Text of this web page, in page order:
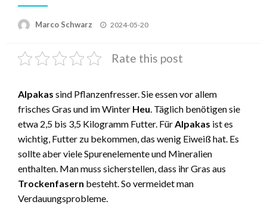
Marco Schwarz
Posted
2024-05-20
Rate this post
Alpakas sind Pflanzenfresser. Sie essen vor allem
frisches Gras und im Winter Heu. Täglich benötigen sie
etwa 2,5 bis 3,5 Kilogramm Futter. FürAlpakas ist es
wichtig, Futter zu bekommen, das wenig Eiweiß hat. Es
sollte aber viele Spurenelemente und Mineralien
enthalten. Man muss sicherstellen, dass ihr Gras aus
Trockenfasern besteht. So vermeidet man
Verdauungsprobleme.